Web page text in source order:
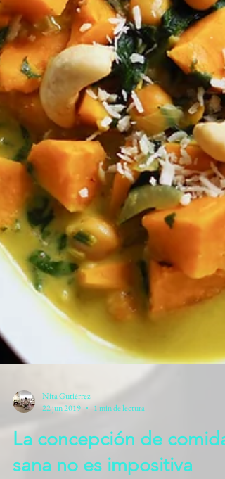
22 jun 2019
1 min de lectura
La concepción de comida